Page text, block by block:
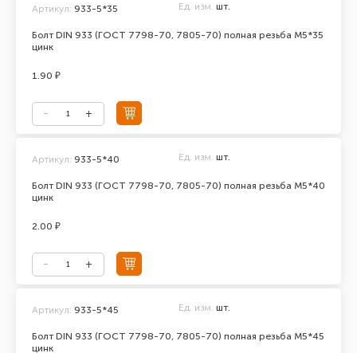
Болт DIN 933 (ГОСТ 7798-70, 7805-70) полная резьба М5*35
цинк
Артикул: 933-5*35 Ед. изм. шт.
1.90 ₽
Болт DIN 933 (ГОСТ 7798-70, 7805-70) полная резьба М5*40
цинк
Артикул: 933-5*40 Ед. изм. шт.
2.00 ₽
Болт DIN 933 (ГОСТ 7798-70, 7805-70) полная резьба М5*45
цинк
Артикул: 933-5*45 Ед. изм. шт.